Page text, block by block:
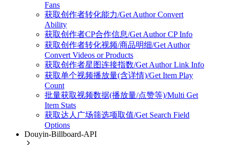
Fans
获取创作者转化能力/Get Author Convert
Ability
获取创作者CP合作信息/Get Author CP Info
获取创作者转化视频/商品明细/Get Author
Convert Videos or Products
获取创作者星图连接指数/Get Author Link Info
获取单个视频播放量(含详情)/Get Item Play
Count
批量获取视频数据(播放量/点赞等)/Multi Get
Item Stats
获取达人广场筛选项取值/Get Search Field
Options
Douyin-Billboard-API